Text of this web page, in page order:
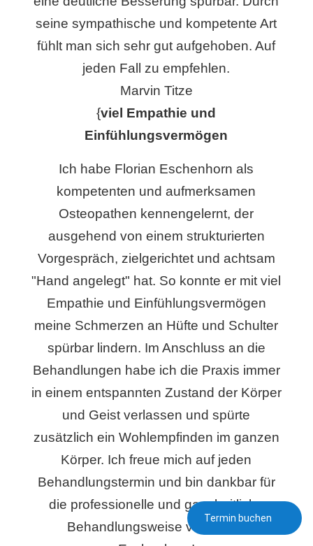
seine sympathische und kompetente Art
fühlt man sich sehr gut aufgehoben. Auf
jeden Fall zu empfehlen.
Marvin Titze
{viel Empathie und
Einfühlungsvermögen
Ich habe Florian Eschenhorn als
kompetenten und aufmerksamen
Osteopathen kennengelernt, der
ausgehend von einem strukturierten
Vorgespräch, zielgerichtet und achtsam
"Hand angelegt" hat. So konnte er mit viel
Empathie und Einfühlungsvermögen
meine Schmerzen an Hüfte und Schulter
spürbar lindern. Im Anschluss an die
Behandlungen habe ich die Praxis immer
in einem entspannten Zustand der Körper
und Geist verlassen und spürte
zusätzlich ein Wohlempfinden im ganzen
Körper. Ich freue mich auf jeden
Behandlungstermin und bin dankbar für
die professionelle und ganzheitliche
Behandlungsweise von Herrn
Termin buchen